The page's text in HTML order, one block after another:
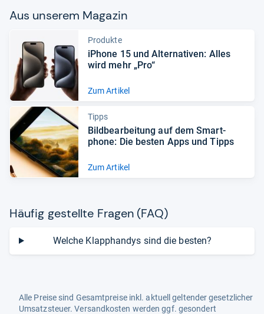
Aus unse­rem Maga­zin
Produkte
iPhone 15 und Alter­na­ti­ven: Alles
wird mehr „Pro“
Zum Artikel
Tipps
Bild­be­ar­bei­tung auf dem Smart­
phone: Die bes­ten Apps und Tipps
Zum Artikel
Häu­fig gestellte Fra­gen (FAQ)
Welche Klapphandys sind die besten?
Alle Preise sind Gesamtpreise inkl. aktuell geltender gesetzlicher
Umsatzsteuer. Versandkosten werden ggf. gesondert